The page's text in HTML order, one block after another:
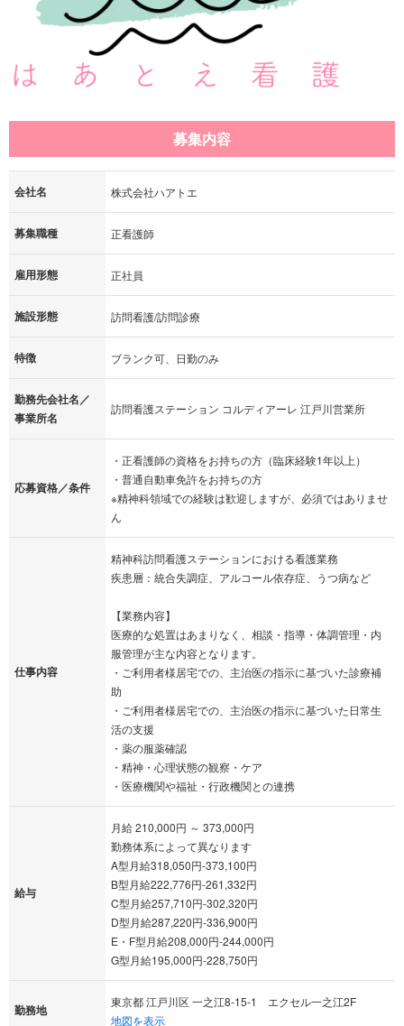
募集内容
会社名 株式会社ハアトエ
募集職種 正看護師
雇用形態 正社員
施設形態 訪問看護/訪問診療
特徴 ブランク可、日勤のみ
勤務先会社名／
事業所名
訪問看護ステーション コルディアーレ 江戸川営業所
応募資格／条件
・正看護師の資格をお持ちの方（臨床経験1年以上）
・普通自動車免許をお持ちの方
※精神科領域での経験は歓迎しますが、必須ではありませ
ん
仕事内容
精神科訪問看護ステーションにおける看護業務
疾患層：統合失調症、アルコール依存症、うつ病など
【業務内容】
医療的な処置はあまりなく、相談・指導・体調管理・内
服管理が主な内容となります。
・ご利用者様居宅での、主治医の指示に基づいた診療補
助
・ご利用者様居宅での、主治医の指示に基づいた日常生
活の支援
・薬の服薬確認
・精神・心理状態の観察・ケア
・医療機関や福祉・行政機関との連携
給与
月給 210,000円 ～ 373,000円
勤務体系によって異なります
A型月給318,050円-373,100円
B型月給222,776円-261,332円
C型月給257,710円-302,320円
D型月給287,220円-336,900円
E・F型月給208,000円-244,000円
G型月給195,000円-228,750円
勤務地
東京都 江戸川区 一之江8-15-1 エクセル一之江2F
地図を表示